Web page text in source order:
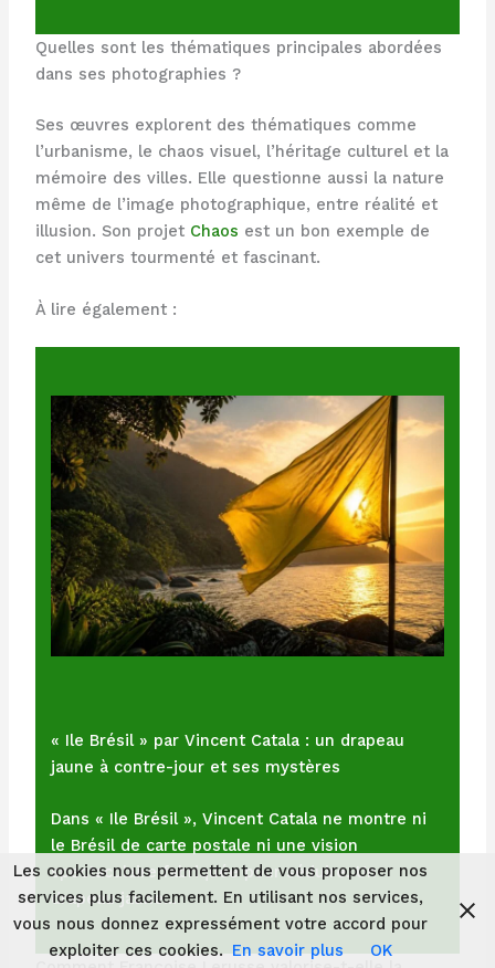
Quelles sont les thématiques principales abordées
dans ses photographies ?
Ses œuvres explorent des thématiques comme
l’urbanisme, le chaos visuel, l’héritage culturel et la
mémoire des villes. Elle questionne aussi la nature
même de l’image photographique, entre réalité et
illusion. Son projet Chaos est un bon exemple de
cet univers tourmenté et fascinant.
À lire également :
« Ile Brésil » par Vincent Catala : un drapeau
jaune à contre-jour et ses mystères
Dans « Ile Brésil », Vincent Catala ne montre ni
le Brésil de carte postale ni une vision
spectaculaire fabriquée pour séduire. Un
drapeau jaune…
Les cookies nous permettent de vous proposer nos
services plus facilement. En utilisant nos services,
vous nous donnez expressément votre accord pour
exploiter ces cookies. En savoir plus OK